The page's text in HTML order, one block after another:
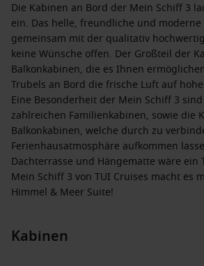
Die Kabinen an Bord der Mein Schiff 3
ein. Das helle, freundliche und moderne
gemeinsam mit der qualitativ
keine Wünsche offen. Der Großteil der
Balkonkabinen, die es Ihnen
Trubels an Bord die frische Luft auf
Eine Besonderheit der Mein Schiff 3
zahlreichen Familienkabinen, sowie die
Balkonkabinen, welche durch zu
Ferienhausatmosphäre aufkommen
Dachterrasse und Hängematte wäre ein
Mein Schiff 3 von TUI Cruises macht es
Himmel & Meer Suite!
Kabinen